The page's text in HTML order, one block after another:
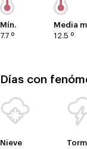
Mín.
7.7 º
Media
12.5 º
Días con
Nieve